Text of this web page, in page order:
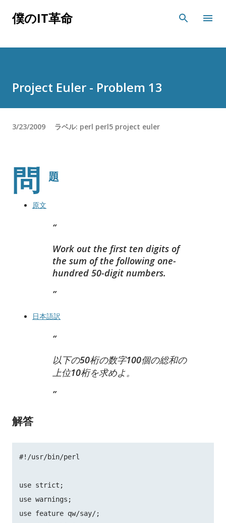
スキップしてメイン コンテンツに移動
僕のIT革命
Project Euler - Problem 13
3/23/2009 ラベル: perl perl5 project euler
問 題
原文
Work out the first ten digits of
the sum of the following one-
hundred 50-digit numbers.
日本語訳
以下の50桁の数字100個の総和の
上位10桁を求めよ。
解答
#!/usr/bin/perl
use strict;
use warnings;
use feature qw/say/;